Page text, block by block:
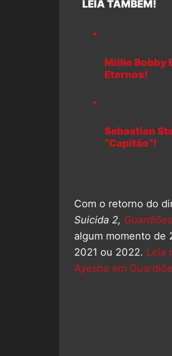
LEIA TAMBÉM!
Millie Bobby
Eternos!
Sebastian
“Capitão”!
Com o retorno do
Suicida 2,
algum momento de
2021 ou 2022. Leia
Ayesha em